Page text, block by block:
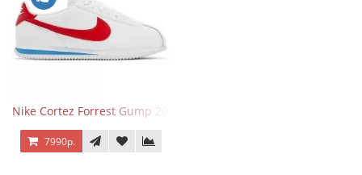
Nike Cortez Forrest Gump 2024
7990р.